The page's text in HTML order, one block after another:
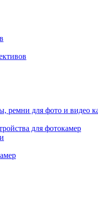
ремни для фото и видео
для фотокамер